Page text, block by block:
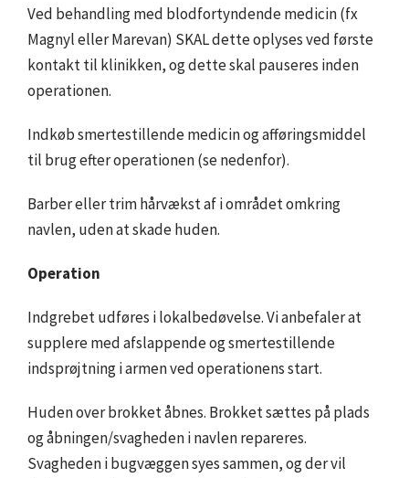
Ved behandling med blodfortyndende medicin (fx
Magnyl eller Marevan) SKAL dette oplyses ved første
kontakt til klinikken, og dette skal pauseres inden
operationen.
Indkøb smertestillende medicin og afføringsmiddel
til brug efter operationen (se nedenfor).
Barber eller trim hårvækst af i området omkring
navlen, uden at skade huden.
Operation
Indgrebet udføres i lokalbedøvelse. Vi anbefaler at
supplere med afslappende og smertestillende
indsprøjtning i armen ved operationens start.
Huden over brokket åbnes. Brokket sættes på plads
og åbningen/svagheden i navlen repareres.
Svagheden i bugvæggen syes sammen, og der vil